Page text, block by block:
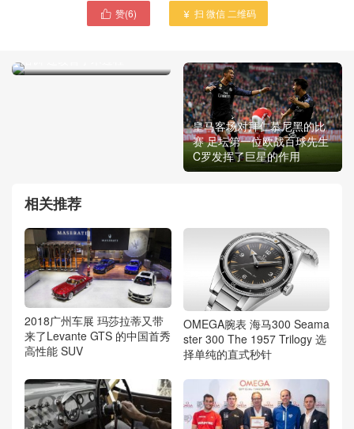
 赞(6)  扫 微信 二维码
医疗领域越来越广泛应用VR
皇马客场对拜仁慕尼黑的比
赛 足坛第一位欧战百球先生
C罗发挥了巨星的作用
相关推荐
2018广州车展 玛莎拉蒂又带
来了Levante GTS 的中国首秀
高性能 SUV
OMEGA腕表 海马300 Seama
ster 300 The 1957 Trilogy 选
择单纯的直式秒针